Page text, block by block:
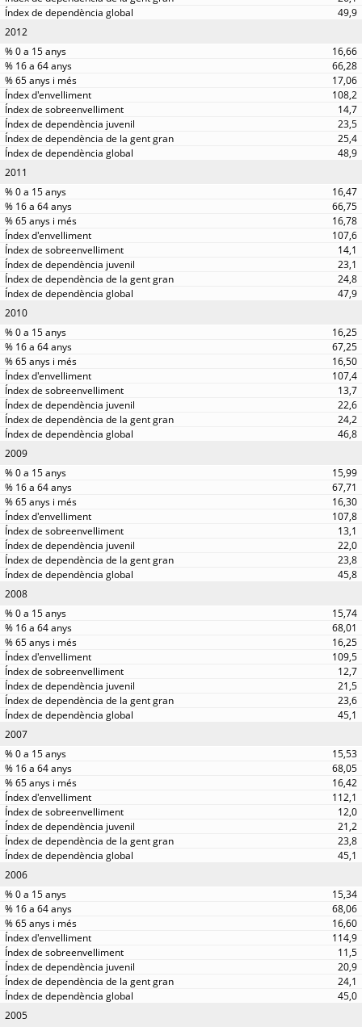
49,9
2012
16,66
66,28
17,06
108,2
14,7
23,5
25,4
48,9
2011
16,47
66,75
16,78
107,6
14,1
23,1
24,8
47,9
2010
16,25
67,25
16,50
107,4
13,7
22,6
24,2
46,8
2009
15,99
67,71
16,30
107,8
13,1
22,0
23,8
45,8
2008
15,74
68,01
16,25
109,5
12,7
21,5
23,6
45,1
2007
15,53
68,05
16,42
112,1
12,0
21,2
23,8
45,1
2006
15,34
68,06
16,60
114,9
11,5
20,9
24,1
45,0
2005